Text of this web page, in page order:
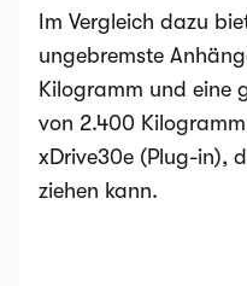
Im Vergleich dazu
ungebremste
Kilogramm und eine
von 2.400
xDrive30e (Plug-in),
ziehen kann.